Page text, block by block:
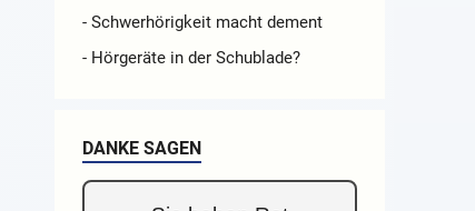
- Schwerhörigkeit macht dement
- Hörgeräte in der Schublade?
DANKE SAGEN